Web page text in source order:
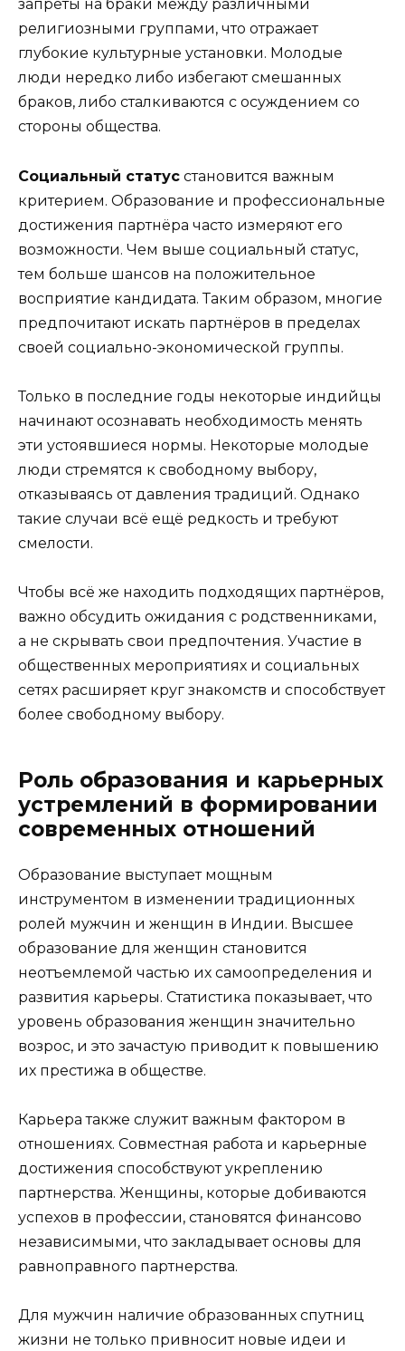
запреты на браки между различными
религиозными группами, что отражает
глубокие культурные установки. Молодые
люди нередко либо избегают смешанных
браков, либо сталкиваются с осуждением со
стороны общества.
Социальный статус становится важным
критерием. Образование и профессиональные
достижения партнёра часто измеряют его
возможности. Чем выше социальный статус,
тем больше шансов на положительное
восприятие кандидата. Таким образом, многие
предпочитают искать партнёров в пределах
своей социально-экономической группы.
Только в последние годы некоторые индийцы
начинают осознавать необходимость менять
эти устоявшиеся нормы. Некоторые молодые
люди стремятся к свободному выбору,
отказываясь от давления традиций. Однако
такие случаи всё ещё редкость и требуют
смелости.
Чтобы всё же находить подходящих партнёров,
важно обсудить ожидания с родственниками,
а не скрывать свои предпочтения. Участие в
общественных мероприятиях и социальных
сетях расширяет круг знакомств и способствует
более свободному выбору.
Роль образования и карьерных
устремлений в формировании
современных отношений
Образование выступает мощным
инструментом в изменении традиционных
ролей мужчин и женщин в Индии. Высшее
образование для женщин становится
неотъемлемой частью их самоопределения и
развития карьеры. Статистика показывает, что
уровень образования женщин значительно
возрос, и это зачастую приводит к повышению
их престижа в обществе.
Карьера также служит важным фактором в
отношениях. Совместная работа и карьерные
достижения способствуют укреплению
партнерства. Женщины, которые добиваются
успехов в профессии, становятся финансово
независимыми, что закладывает основы для
равноправного партнерства.
Для мужчин наличие образованных спутниц
жизни не только привносит новые идеи и